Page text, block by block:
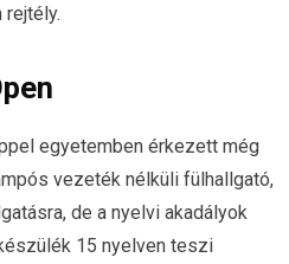
rejtély.
egyetemben érkezett még
vezeték nélküli fülhallgató,
de a nyelvi akadályok
15 nyelven teszi